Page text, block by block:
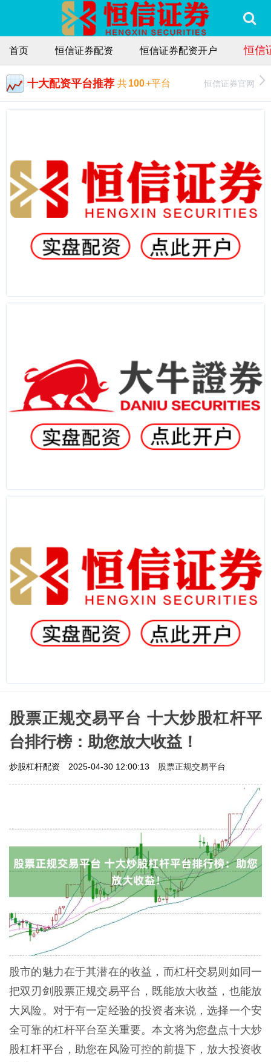
首页 恒信证券配资 恒信证券配资开户 恒信
十大配资平台推荐 共100+平台 恒信证券官网
股票正规交易平台 十大炒股杠杆平
台排行榜：助您放大收益！
炒股杠杆配资 2025-04-30 12:00:13 股票正规交易平台
股市的魅力在于其潜在的收益，而杠杆交易则如同一
把双刃剑股票正规交易平台，既能放大收益，也能放
大风险。对于有一定经验的投资者来说，选择一个安
全可靠的杠杆平台至关重要。本文将为您盘点十大炒
股杠杆平台，助您在风险可控的前提下，放大投资收